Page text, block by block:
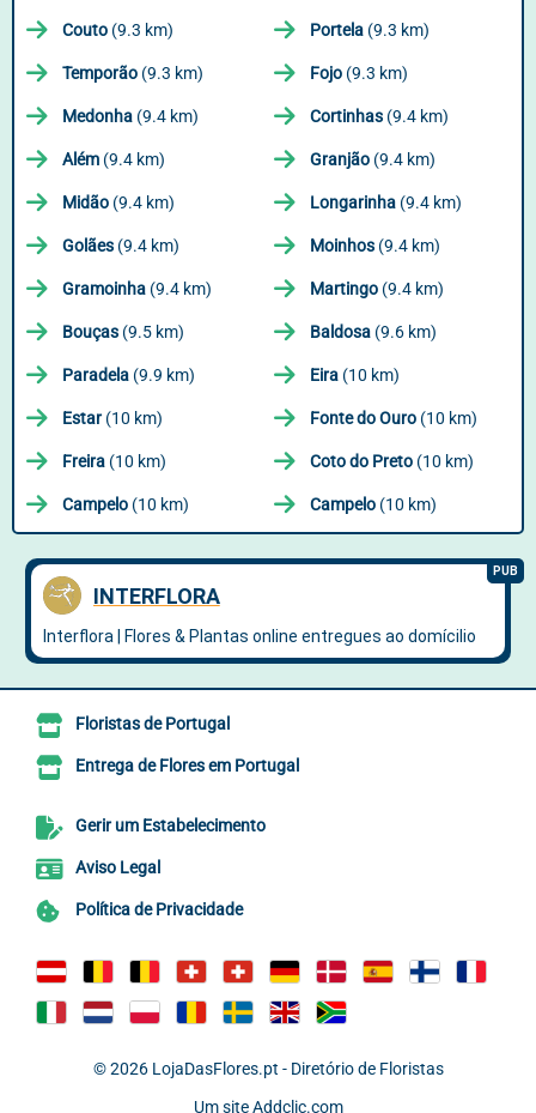
Couto (9.3 km) Portela (9.3 km)
Temporão (9.3 km) Fojo (9.3 km)
Medonha (9.4 km) Cortinhas (9.4 km)
Além (9.4 km) Granjão (9.4 km)
Midão (9.4 km) Longarinha (9.4 km)
Golães (9.4 km) Moinhos (9.4 km)
Gramoinha (9.4 km) Martingo (9.4 km)
Bouças (9.5 km) Baldosa (9.6 km)
Paradela (9.9 km) Eira (10 km)
Estar(10 km) Fonte do Ouro (10 km)
Freira (10 km) Coto do Preto (10 km)
Campelo (10 km) Campelo (10 km)
Floristas de Portugal
Entrega de Flores em Portugal
Gerir um Estabelecimento
Aviso Legal
Política de Privacidade
© 2026 LojaDasFlores.pt - Diretório de Floristas
Um site Addclic.com